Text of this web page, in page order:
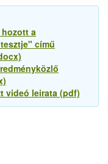
a
című
videó leirata (pdf)